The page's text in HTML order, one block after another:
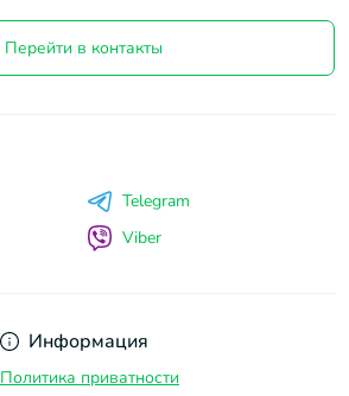
Перейти в контакты
Информация
Политика приватности
Telegram
Viber